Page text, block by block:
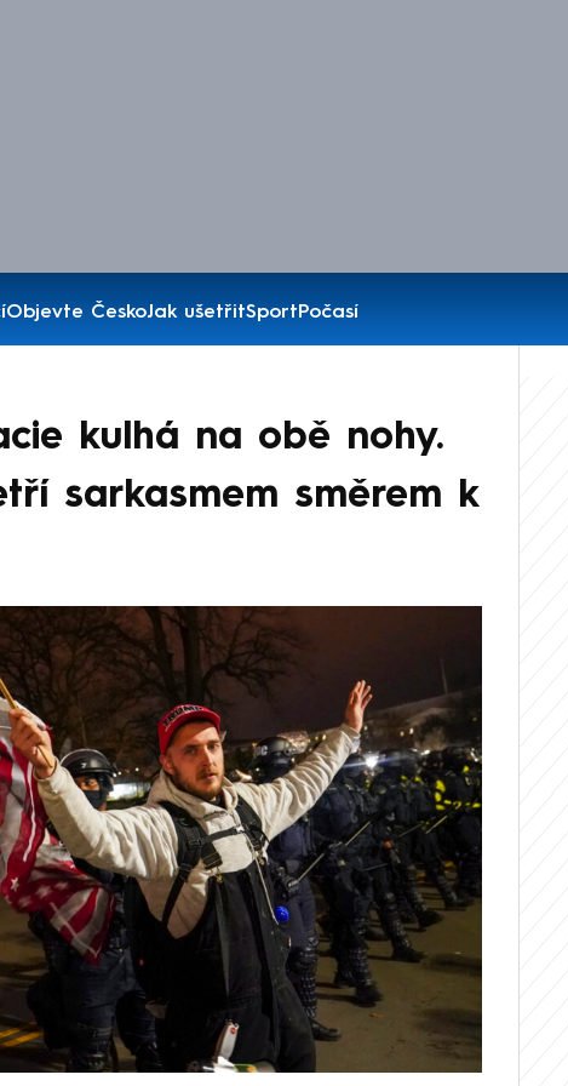
Objevte ČeskoJak ušetřitSportPočasí
kulhá na obě nohy.
sarkasmem směrem k